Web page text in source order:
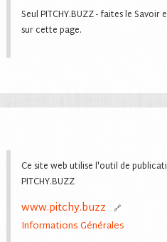
Seul PITCHY.BUZZ - faites le
sur cette page.
Ce site web utilise l'outil de
PITCHY.BUZZ
www.pitchy.buzz
Informations Générales